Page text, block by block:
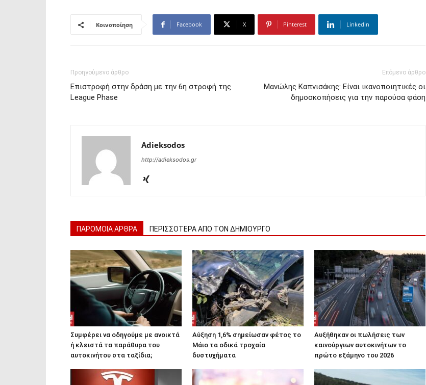
Κοινοποίηση Facebook X Pinterest Linkedin
Προηγούμενο άρθρο
Επιστροφή στην δράση με την 6η στροφή της
League Phase
Επόμενο άρθρο
Μανώλης Καπνισάκης: Είναι ικανοποιητικές οι
δημοσκοπήσεις για την παρούσα φάση
Adieksodos
http://adieksodos.gr
ΠΑΡΟΜΟΙΑ ΑΡΘΡΑ ΠΕΡΙΣΣΟΤΕΡΑ ΑΠΟ ΤΟΝ ΔΗΜΙΟΥΡΓΟ
Συμφέρει να οδηγούμε με ανοικτά
ή κλειστά τα παράθυρα του
αυτοκινήτου στα ταξίδια;
Αύξηση 1,6% σημείωσαν φέτος το
Μάιο τα οδικά τροχαία
δυστυχήματα
Αυξήθηκαν οι πωλήσεις των
καινούργιων αυτοκινήτων το
πρώτο εξάμηνο του 2026